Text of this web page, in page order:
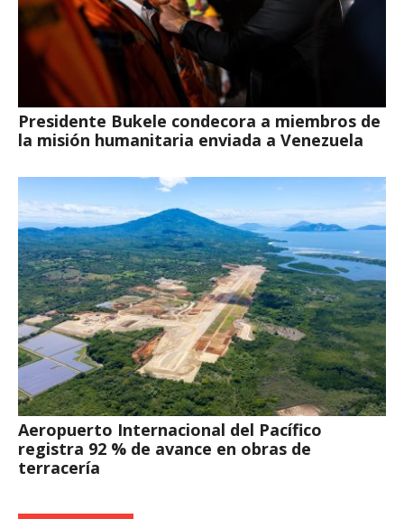
Presidente Bukele condecora a miembros de
la misión humanitaria enviada a Venezuela
Aeropuerto Internacional del Pacífico
registra 92 % de avance en obras de
terracería